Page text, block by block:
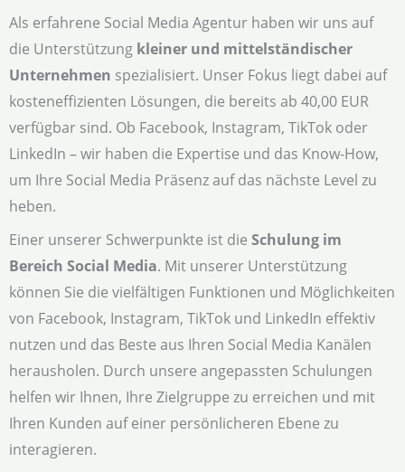
Als erfahrene Social Media Agentur haben wir uns auf
die Unterstützung kleiner und mittelständischer
Unternehmen spezialisiert. Unser Fokus liegt dabei auf
kosteneffizienten Lösungen, die bereits ab 40,00 EUR
verfügbar sind. Ob Facebook, Instagram, TikTok oder
LinkedIn – wir haben die Expertise und das Know-How,
um Ihre Social Media Präsenz auf das nächste Level zu
heben.
Einer unserer Schwerpunkte ist die Schulung im
Bereich Social Media. Mit unserer Unterstützung
können Sie die vielfältigen Funktionen und Möglichkeiten
von Facebook, Instagram, TikTok und LinkedIn effektiv
nutzen und das Beste aus Ihren Social Media Kanälen
herausholen. Durch unsere angepassten Schulungen
helfen wir Ihnen, Ihre Zielgruppe zu erreichen und mit
Ihren Kunden auf einer persönlicheren Ebene zu
interagieren.